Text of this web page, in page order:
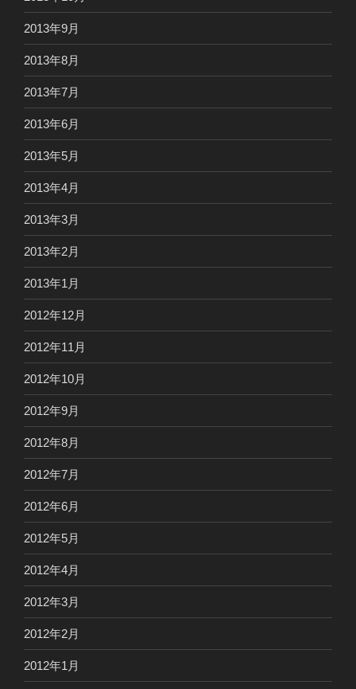
2013年9月
2013年8月
2013年7月
2013年6月
2013年5月
2013年4月
2013年3月
2013年2月
2013年1月
2012年12月
2012年11月
2012年10月
2012年9月
2012年8月
2012年7月
2012年6月
2012年5月
2012年4月
2012年3月
2012年2月
2012年1月